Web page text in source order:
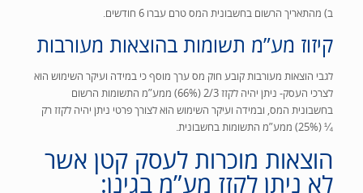
ב) מהתאריך הרשום בחשבונית המס טרם עברו 6 חודשים.
קיזוז מע”מ תשומות בהוצאות מעורבות
לגבי הוצאות מעורבות קובע חוק מס ערך מוסף כי במידה ועיקר השימוש הוא
לצרכי העסק- ניתן יהיה לקזז 2/3 (66%) ממע”מ התשומות הרשום
בחשבונית המס, ובמידה ועיקר השימוש הוא לצורך פרטי ניתן יהיה לקזז רק
¼ (25%) ממע”מ התשומות בחשבונית.
הוצאות מוכרות לעסק קטן אשר
לא ניתן לקזז מע”מ בגינן: